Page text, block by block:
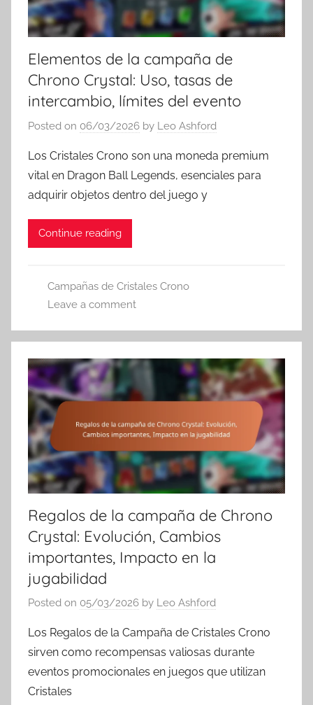
Elementos de la campaña de
Chrono Crystal: Uso, tasas de
intercambio, límites del evento
Posted on 06/03/2026 by Leo Ashford
Los Cristales Crono son una moneda premium
vital en Dragon Ball Legends, esenciales para
adquirir objetos dentro del juego y
Continue reading
Campañas de Cristales Crono
Leave a comment
Regalos de la campaña de Chrono
Crystal: Evolución, Cambios
importantes, Impacto en la
jugabilidad
Posted on 05/03/2026 by Leo Ashford
Los Regalos de la Campaña de Cristales Crono
sirven como recompensas valiosas durante
eventos promocionales en juegos que utilizan
Cristales